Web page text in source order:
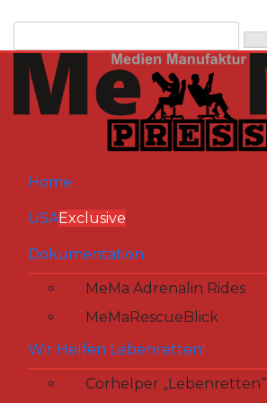
Inhalt
springen
Home
USAExclusive
Dokumentation
MeMa Adrenalin Rides
MeMaRescueBlick
Wir Helfen Lebenretten!
Corhelper „Lebenretten“